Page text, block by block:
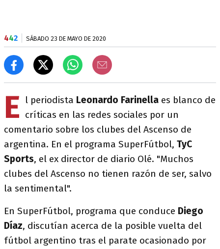
442 SÁBADO 23 DE MAYO DE 2020
E l periodista Leonardo Farinella es blanco de
críticas en las redes sociales por un
comentario sobre los clubes del Ascenso de
argentina. En el programa SuperFútbol, TyC
Sports, el ex director de diario Olé. "Muchos
clubes del Ascenso no tienen razón de ser, salvo
la sentimental".
En SuperFútbol, programa que conduce Diego
Díaz, discutían acerca de la posible vuelta del
fútbol argentino tras el parate ocasionado por